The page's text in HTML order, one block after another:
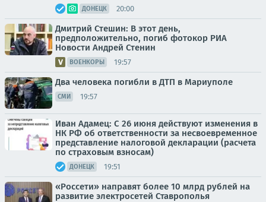
ДОНЕЦК 20:00
Дмитрий Стешин: В этот день,
предположительно, погиб фотокор РИА
Новости Андрей Стенин
ВОЕНКОРЫ 19:57
Два человека погибли в ДТП в Мариуполе
СМИ 19:57
Иван Адамец: С 26 июня действуют изменения в
НК РФ об ответственности за несвоевременное
представление налоговой декларации (расчета
по страховым взносам)
ДОНЕЦК 19:51
«Россети» направят более 10 млрд рублей на
развитие электросетей Ставрополья